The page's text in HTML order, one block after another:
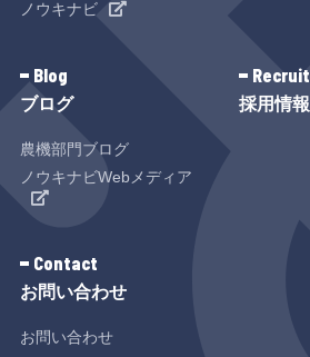
ノウキナビ
ブログ
Blog
農機部門ブログ
ノウキナビWebメディア
採用情報
Recruit
お問い合わせ
Contact
お問い合わせ